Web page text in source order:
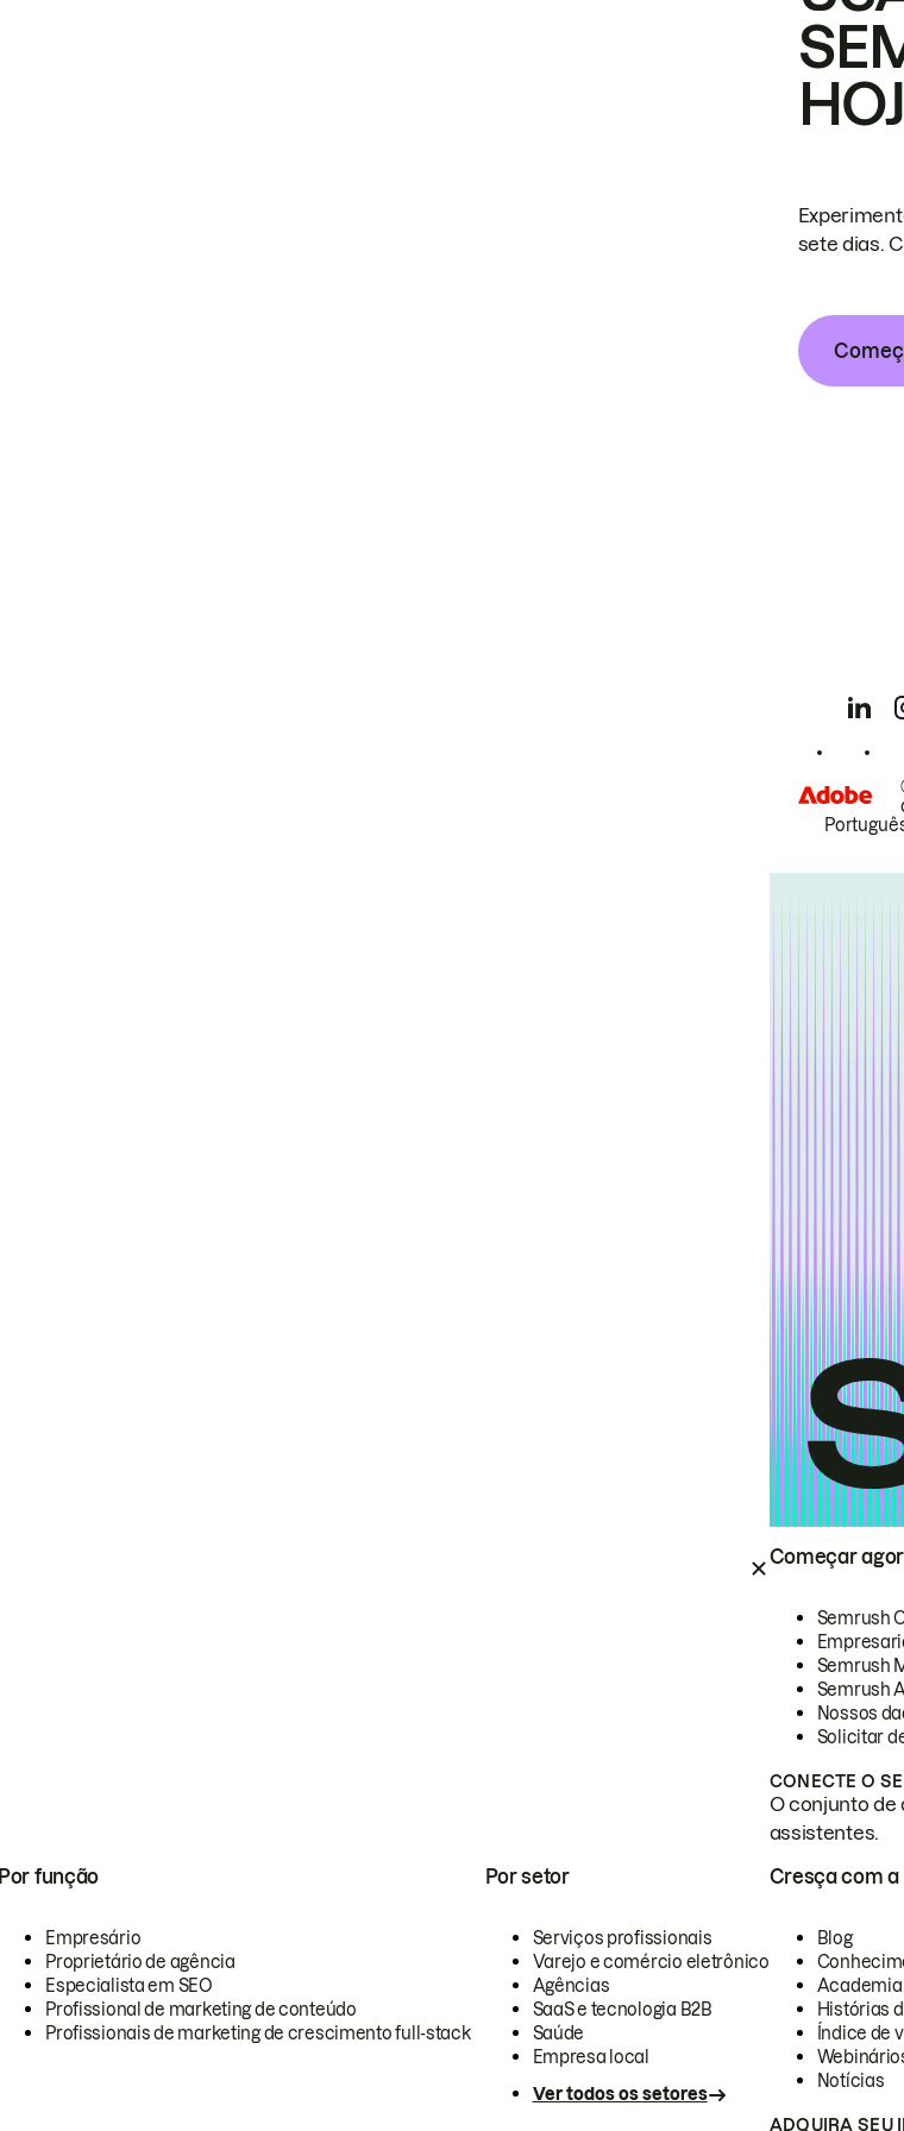
Começar
Semrush
Semrush
Semrush
Nossos
Solicitar
CONECTE O
O conjunto de
assistentes.
Por função
Empresário
Proprietário de agência
Especialista em SEO
Profissional de marketing de conteúdo
Profissionais de marketing de crescimento full-stack
Por setor
Serviços profissionais
Varejo e comércio eletrônico
Agências
SaaS e tecnologia B2B
Saúde
Empresa local
Ver todos os setores
Cresça com a
Blog
Academia
Histórias
Índice de
Notícias
ADQUIRA SEU
sete dias.